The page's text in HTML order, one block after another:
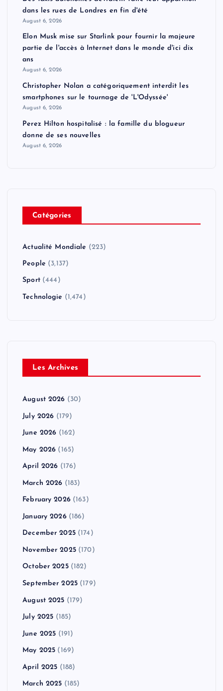
dans les rues de Londres en fin d'été
August 6, 2026
Elon Musk mise sur Starlink pour fournir la majeure
partie de l'accès à Internet dans le monde d'ici dix
ans
August 6, 2026
Christopher Nolan a catégoriquement interdit les
smartphones sur le tournage de 'L'Odyssée'
August 6, 2026
Perez Hilton hospitalisé : la famille du blogueur
donne de ses nouvelles
August 6, 2026
Catégories
Actualité Mondiale (223)
People (3,137)
Sport(444)
Technologie (1,474)
Les Archives
August 2026 (30)
July 2026 (179)
June 2026 (162)
May 2026 (165)
April 2026 (176)
March 2026 (183)
February 2026(163)
January 2026(186)
December 2025(174)
November 2025(170)
October 2025(182)
September 2025 (179)
August 2025 (179)
July 2025 (185)
June 2025 (191)
May 2025 (169)
April 2025 (188)
March 2025 (185)